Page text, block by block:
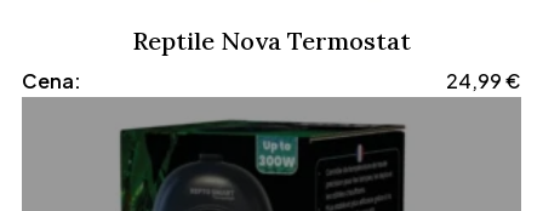
Reptile Nova Termostat
Cena: 24,99€